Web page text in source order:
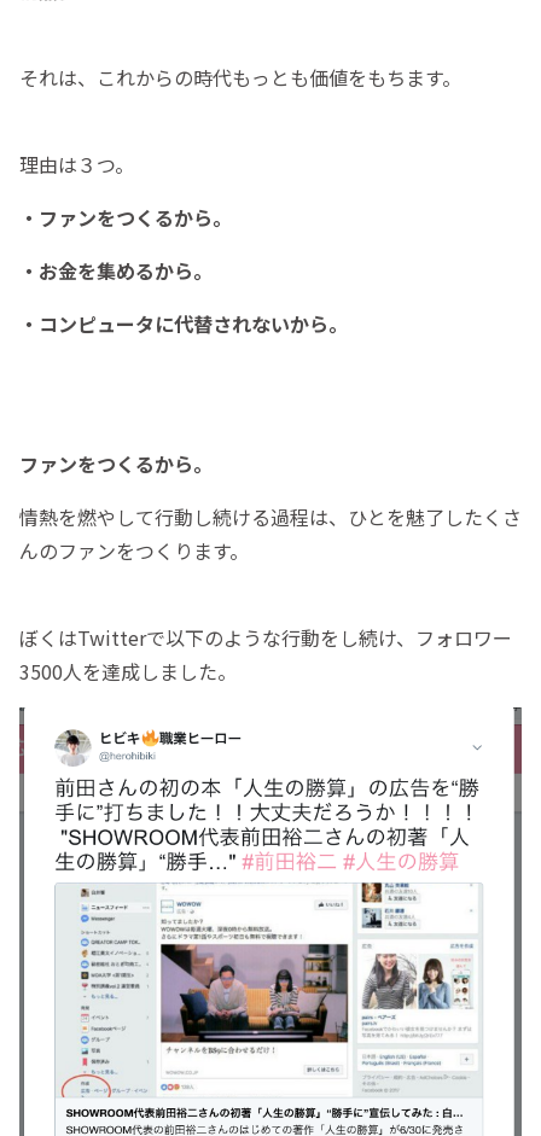
それは、これからの時代もっとも価値をもちます。
理由は３つ。
・ファンをつくるから。
・お金を集めるから。
・コンピュータに代替されないから。
ファンをつくるから。
情熱を燃やして行動し続ける過程は、ひとを魅了したくさ
んのファンをつくります。
ぼくはTwitterで以下のような行動をし続け、フォロワー
3500人を達成しました。